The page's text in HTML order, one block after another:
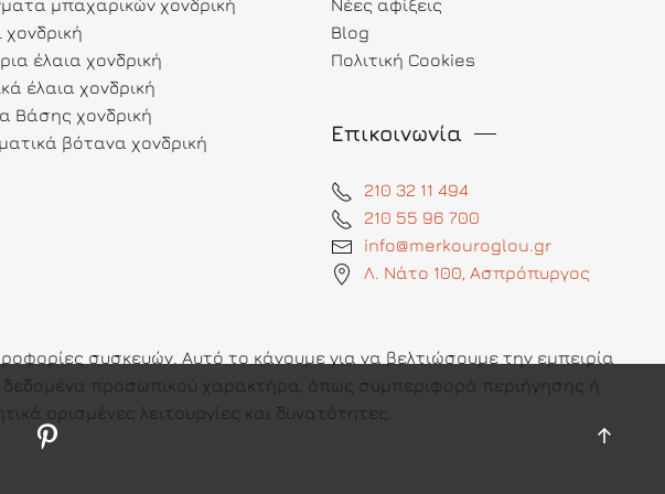
μπαχαρικών χονδρική
χονδρική
έλαια χονδρική
έλαια χονδρική
Βάσης χονδρική
βότανα χονδρική
Νέες αφίξεις
Blog
Πολιτική Cookies
Επικοινωνία
210 32 11 494
210 55 96 700
info@merkouroglou.gr
Λ. Νάτο 100, Ασπρόπυργος
συσκευών. Αυτό το κάνουμε για να βελτιώσουμε την εμπειρία
δεδομένα προσωπικού χαρακτήρα, όπως συμπεριφορά περιήγησης ή
ορισμένες λειτουργίες και δυνατότητες.